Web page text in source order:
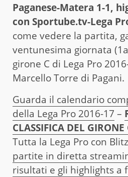
Paganese-Matera 1-1,
con Sportube.tv-Lega
come vedere la partita,
ventunesima giornata
girone C di Lega Pro
Marcello Torre di Pagani.
Guarda il calendario
della Lega Pro 2016-17 –
CLASSIFICA DEL
Tutta la Lega Pro con
partite in diretta
risultati e gli highlights a